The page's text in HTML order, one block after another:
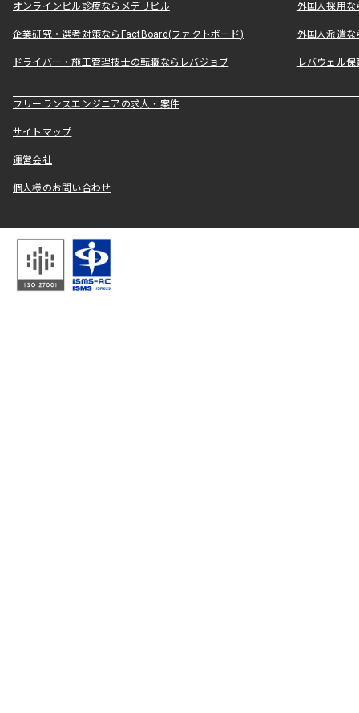
オンラインピル診療ならメデリピル 外国人採用
企業研究・選考対策ならFactBoard(ファクトボード) 外国人派遣な
ドライバー・施工管理技士の転職ならレバジョブ レバウェル
フリーランスエンジニアの求人・案件
サイトマップ
運営会社
個人様のお問い合わせ